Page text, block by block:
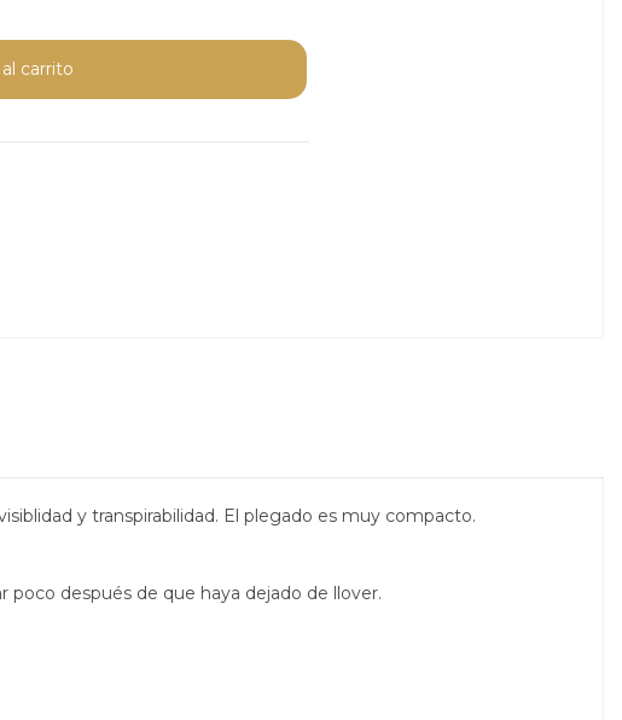
carrito
y transpirabilidad. El plegado es muy compacto.
poco después de que haya dejado de llover.